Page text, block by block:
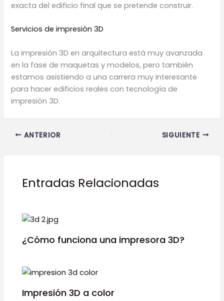
exacta del edificio final que se pretende construir.
Servicios de impresión 3D
La impresión 3D en arquitectura está muy avanzada
en la fase de maquetas y modelos, pero también
estamos asistiendo a una carrera muy interesante
para hacer edificios reales con tecnología de
impresión 3D.
ANTERIOR SIGUIENTE
Entradas Relacionadas
¿Cómo funciona una impresora 3D?
Impresión 3D a color